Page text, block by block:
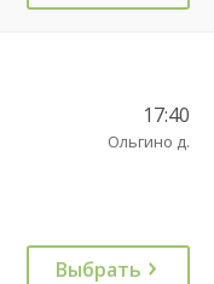
17:40
Ольгино д.
Выбрать